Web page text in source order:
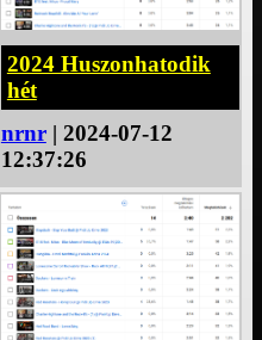
2024 Huszonhatodik
hét
nrnr| 2024-07-12
12:37:26